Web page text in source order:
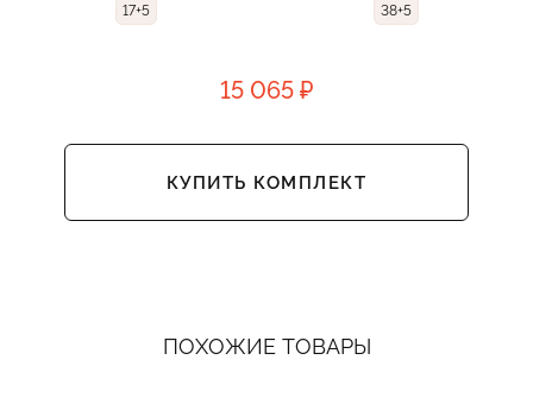
17+5 38+5
15 065 ₽
КУПИТЬ КОМПЛЕКТ
ПОХОЖИЕ ТОВАРЫ